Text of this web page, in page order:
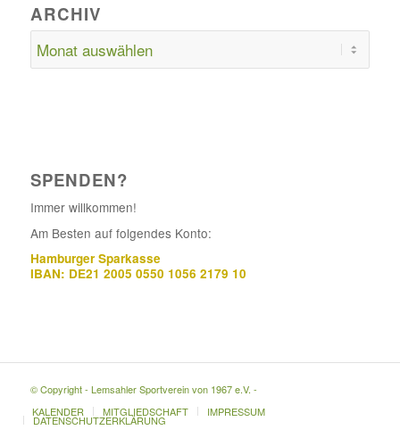
ARCHIV
SPENDEN?
Immer willkommen!
Am Besten auf folgendes Konto:
Hamburger Sparkasse
IBAN: DE21 2005 0550 1056 2179 10
© Copyright - Lemsahler Sportverein von 1967 e.V. -
KALENDER
MITGLIEDSCHAFT IMPRESSUM
DATENSCHUTZERKLÄRUNG